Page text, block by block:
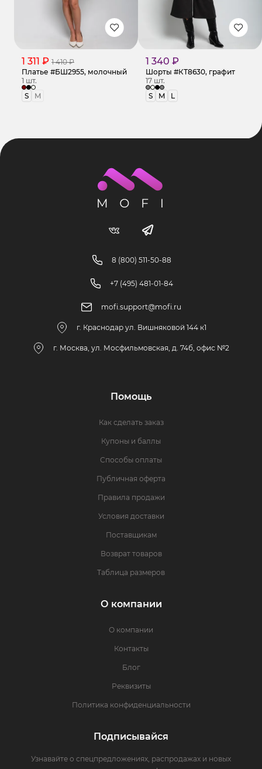
1 311 ₽ 1 410 ₽
Платье #БШ2955, молочный
1 шт.
S
M
1 340 ₽
Шорты #КТ8630, графит
17 шт.
S
M L
8 (800) 511-50-88
+7 (495) 481-01-84
mofi.support@mofi.ru
г. Краснодар ул. Вишняковой 144 к1
г. Москва, ул. Мосфильмовская, д. 74б, офис №2
Помощь
Как сделать заказ
Купоны и баллы
Способы оплаты
Публичная оферта
Правила продажи
Условия доставки
Поставщикам
Возврат товаров
Таблица размеров
О компании
О компании
Контакты
Блог
Реквизиты
Политика конфиденциальности
Подписывайся
Узнавайте о спецпредложениях, распродажах и новых